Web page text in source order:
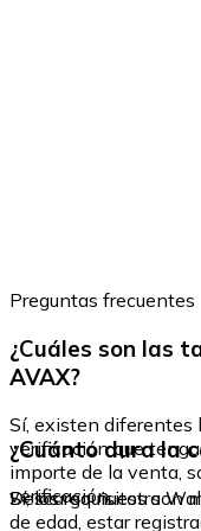
Preguntas frecuentes
¿Cuáles son las
AVAX?
Sí, existen diferentes
verificación que
importe de la venta,
verificación.
¿Cuánto dura la
Sí, los requisitos son
de edad, estar
Descarga nuestra